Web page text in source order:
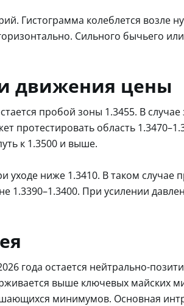
Гистограмма колеблется возле
Сильного бычьего
движения цены
пробой зоны 1.3455. В
протестировать область
к 1.3500 и выше.
уходе ниже 1.3410. В таком случае
1.3390–1.3400. При усилении
года остается нейтрально-
выше ключевых майских
минимумов. Основная